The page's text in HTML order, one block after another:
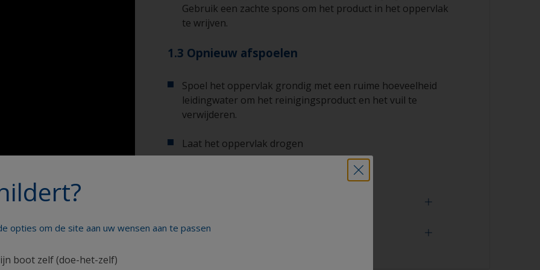
Gebruik een zachte spons om het product in het oppervlak
te wrijven.
1.3 Opnieuw afspoelen
Spoel het oppervlak grondig met een ruime hoeveelheid
leidingwater om het reinigingsproduct en het vuil te
verwijderen.
Laat het oppervlak drogen
Benodigdheden die u nodig heeft
opties om de site aan uw wensen aan te passen
boot zelf (doe-het-zelf)